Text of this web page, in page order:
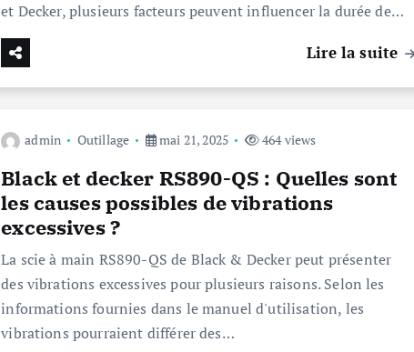
et Decker, plusieurs facteurs peuvent influencer la durée de…
Lire la suite
admin Outillage mai 21, 2025 464 views
Black et decker RS890-QS : Quelles sont
les causes possibles de vibrations
excessives ?
La scie à main RS890-QS de Black & Decker peut présenter
des vibrations excessives pour plusieurs raisons. Selon les
informations fournies dans le manuel d'utilisation, les
vibrations pourraient différer des…